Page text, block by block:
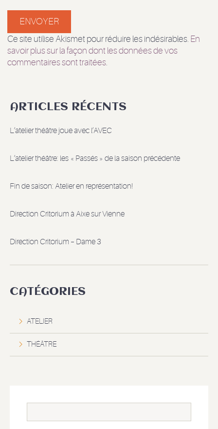
Ce site utilise Akismet pour réduire les indésirables. En
savoir plus sur la façon dont les données de vos
commentaires sont traitées
ARTICLES RÉCENTS
L’atelier théâtre joue avec l’AVEC
L’atelier théâtre: les « Passés » de la saison précédente
Fin de saison: Atelier en représentation!
Direction Critorium à Aixe sur Vienne
Direction Critorium – Dame 3
CATÉGORIES
ATELIER
THÉÂTRE